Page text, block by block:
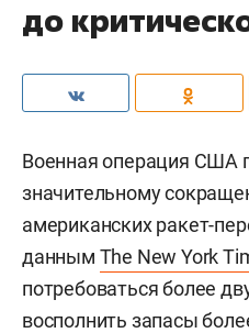
до
Военная операция США
значительному
американских ракет-
данным The New York
потребоваться более
восполнить запасы